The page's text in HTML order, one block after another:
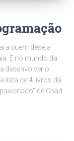
quem deseja
E no mundo da
desenvolver o
lista de 4 livros da
de Chad